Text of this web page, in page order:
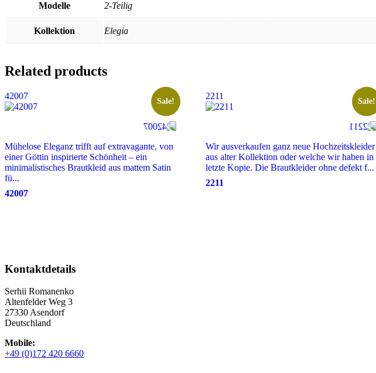
Modelle 2-Teilig
Kollektion Elegia
Related products
42007
Mühelose Eleganz trifft auf extravagante, von
einer Göttin inspirierte Schönheit – ein
minimalistisches Brautkleid aus mattem Satin
fü...
Sale!
42007
2211
Wir ausverkaufen ganz neue Hochzeitskleider
aus alter Kollektion oder welche wir haben in
letzte Kopie. Die Brautkleider ohne defekt f...
Sale!
2211
Kontaktdetails
Serhii Romanenko
Altenfelder Weg 3
27330 Asendorf
Deutschland
Mobile:
+49 (0)172 420 6660